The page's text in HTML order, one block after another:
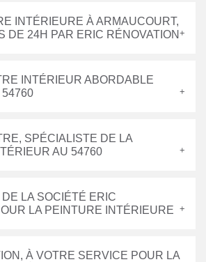
INTÉRIEURE À ARMAUCOURT,
DE 24H PAR ERIC RÉNOVATION
INTÉRIEUR ABORDABLE
54760
SPÉCIALISTE DE LA
AU 54760
LA SOCIÉTÉ ERIC
LA PEINTURE INTÉRIEURE
À VOTRE SERVICE POUR LA